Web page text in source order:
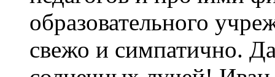
образовательного
свежо и симпатично.